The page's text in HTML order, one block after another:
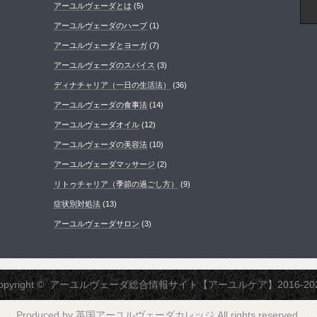
アーユルヴェーダとは (5)
アーユルヴェーダのハーブ (1)
アーユルヴェーダとヨーガ (7)
アーユルヴェーダのスパイス (3)
ディナチャリア（一日の生活法） (36)
アーユルヴェーダの食事法 (14)
アーユルヴェーダオイル (12)
アーユルヴェーダの美容法 (10)
アーユルヴェーダマッサージ (2)
リトゥチャリア（季節の過ごし方） (9)
症状別対処法 (13)
アーユルヴェーダサロン (3)
©アーユルヴェーダ総合情報サイト【アーユルケア】2016-